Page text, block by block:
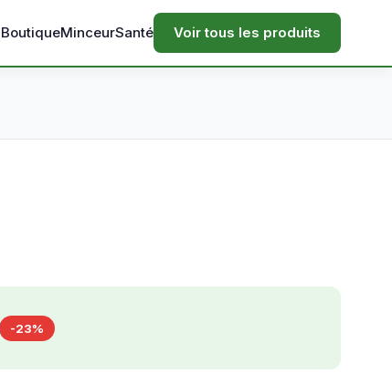
BoutiqueMinceurSanté Voir tous les produits
-23%